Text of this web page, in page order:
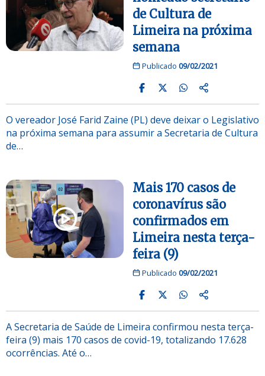
de Cultura de
Limeira na próxima
semana
Publicado 09/02/2021
O vereador José Farid Zaine (PL) deve deixar o Legislativo
na próxima semana para assumir a Secretaria de Cultura
de…
Mais 170 casos de
coronavírus são
confirmados em
Limeira nesta terça-
feira (9)
Publicado 09/02/2021
A Secretaria de Saúde de Limeira confirmou nesta terça-
feira (9) mais 170 casos de covid-19, totalizando 17.628
ocorrências. Até o…